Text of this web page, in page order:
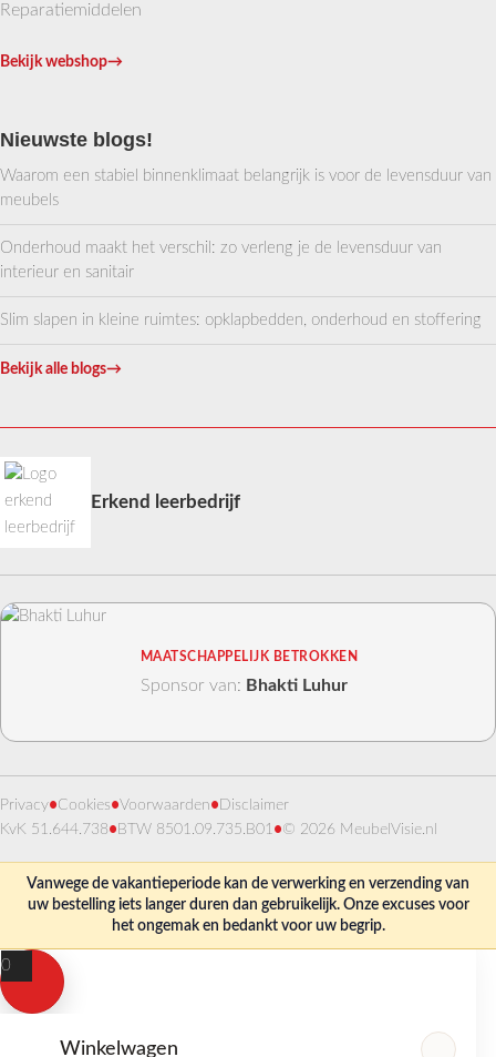
Reparatiemiddelen
Bekijk webshop→
Nieuwste blogs!
Waarom een stabiel binnenklimaat belangrijk is voor de levensduur van
meubels
Onderhoud maakt het verschil: zo verleng je de levensduur van
interieur en sanitair
Slim slapen in kleine ruimtes: opklapbedden, onderhoud en stoffering
Bekijk alle blogs→
Erkend leerbedrijf
MAATSCHAPPELIJK BETROKKEN
Sponsor van: Bhakti Luhur
Privacy•Cookies•Voorwaarden• Disclaimer
KvK 51.644.738• BTW 8501.09.735.B01•© 2026 MeubelVisie.nl
Vanwege de vakantieperiode kan de verwerking en verzending van
uw bestelling iets langer duren dan gebruikelijk. Onze excuses voor
het ongemak en bedankt voor uw begrip.
0
Winkelwagen